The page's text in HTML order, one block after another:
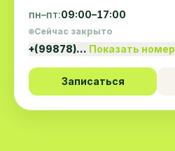
пн–пт:09:00–17:00
Сейчас закрыто
+(99878)… Показать номер
Записаться